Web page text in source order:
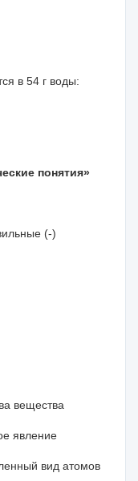
в 54 г воды:
понятия»
(-)
вещества
явление
вид атомов